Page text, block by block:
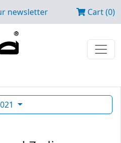
newsletter Cart (0)